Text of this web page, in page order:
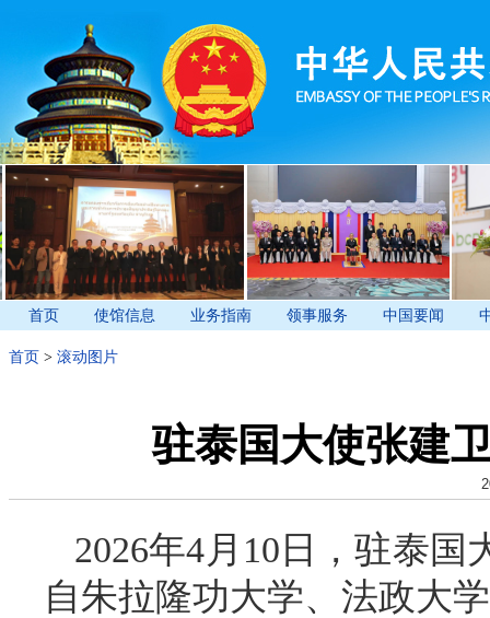
首页 使馆信息 业务指南 领事服务 中国要闻
首页 > 滚动图片
驻泰国大使张建
2026年4月10日，驻泰
自朱拉隆功大学、法政大